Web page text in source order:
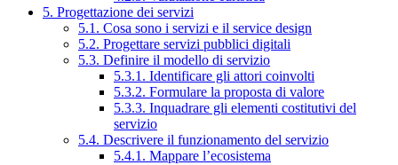
5. Progettazione dei servizi
5.1. Cosa sono i servizi e il service design
5.2. Progettare servizi pubblici digitali
5.3. Definire il modello di servizio
5.3.1. Identificare gli attori coinvolti
5.3.2. Formulare la proposta di valore
5.3.3. Inquadrare gli elementi costitutivi del
servizio
5.4. Descrivere il funzionamento del servizio
5.4.1. Mappare l’ecosistema